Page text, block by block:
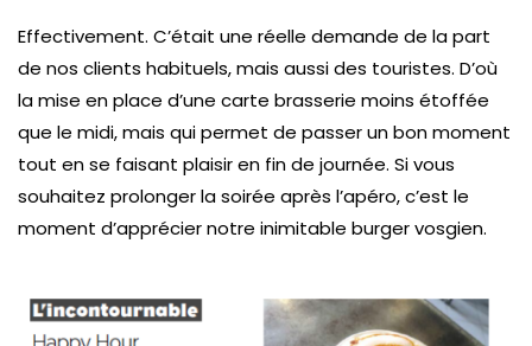
Effectivement. C’était une réelle demande de la part
de nos clients habituels, mais aussi des touristes. D’où
la mise en place d’une carte brasserie moins étoffée
que le midi, mais qui permet de passer un bon moment
tout en se faisant plaisir en fin de journée. Si vous
souhaitez prolonger la soirée après l’apéro, c’est le
moment d’apprécier notre inimitable burger vosgien.